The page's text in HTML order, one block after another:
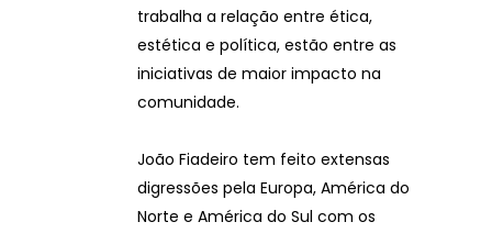
trabalha a relação entre ética,
estética e política, estão entre as
iniciativas de maior impacto na
comunidade.
João Fiadeiro tem feito extensas
digressões pela Europa, América do
Norte e América do Sul com os